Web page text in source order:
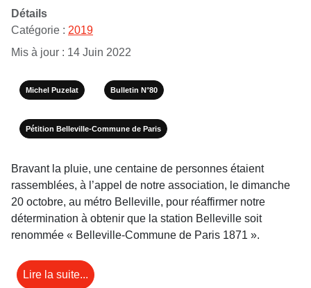
Détails
Catégorie : 2019
Mis à jour : 14 Juin 2022
Michel Puzelat Bulletin N°80
Pétition Belleville-Commune de Paris
Bravant la pluie, une centaine de personnes étaient
rassemblées, à l’appel de notre association, le dimanche
20 octobre, au métro Belleville, pour réaffirmer notre
détermination à obtenir que la station Belleville soit
renommée « Belleville-Commune de Paris 1871 ».
Lire la suite...